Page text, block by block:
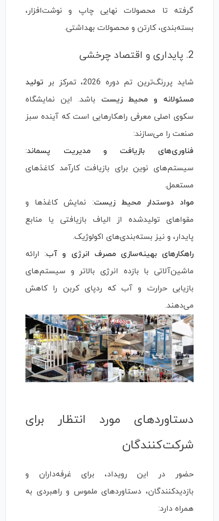
گرفته تا محصولات نهایی چاپ و نوشت‌افزار،
بسته‌بندی، کارتن و محصولات بهداشتی.
2. پایداری و اقتصاد چرخشی
شاید پررنگ‌ترین تم دوره 2026، تمرکز بر
تولید
مسئولانه و محیط زیست باشد. این نمایشگاه
سکوی اصلی معرفی راهکارهایی است که آینده سبز
صنعت را می‌سازند:
فناوری‌های بازیافت و مدیریت پسماند:
سیستم‌های نوین برای بازیافت کارآمد کاغذهای
مستعمل.
مواد دوستدار محیط زیست: نمایش کاغذها و
مقواهای تولیدشده از الیاف بازیافتی یا منابع
پایدار، و نیز بسته‌بندی‌های اکولوژیک.
راهکارهای بهینه‌سازی مصرف انرژی و آب: ارائه
ماشین‌آلاتی با بازده انرژی بالاتر و سیستم‌های
بازیابی حرارت و آب که ردپای کربن را کاهش
می‌دهند.
دستاوردهای مورد انتظار برای
شرکت‌کنندگان
حضور در این رویداد، برای غرفه‌داران و
بازدیدکنندگان، دستاوردهای ملموس و راهبردی به
همراه دارد: